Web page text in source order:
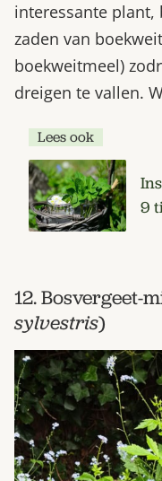
interessante
zaden van
boekweitmeel)
dreigen te vallen.
Lees ook
9
12. Bosvergeet-
sylvestris)